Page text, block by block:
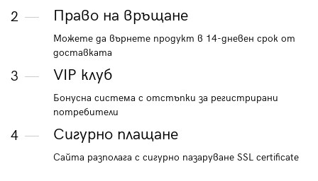
2 Право на връщане
Можете да върнете продукт в 14-дневен срок от
доставката
3 VIP клуб
Бонусна система с отстъпки за регистрирани
потребители
4 Сигурно плащане
Сайта разполага с сигурно пазаруване SSL certificate